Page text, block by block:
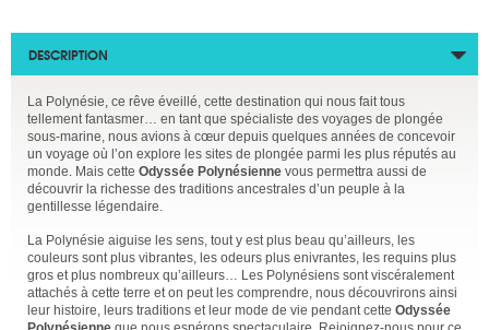
DESCRIPTION
La Polynésie, ce rêve éveillé, cette destination qui nous fait tous
tellement fantasmer… en tant que spécialiste des voyages de plongée
sous-marine, nous avions à cœur depuis quelques années de concevoir
un voyage où l’on explore les sites de plongée parmi les plus réputés au
monde. Mais cette Odyssée Polynésienne vous permettra aussi de
découvrir la richesse des traditions ancestrales d’un peuple à la
gentillesse légendaire.
La Polynésie aiguise les sens, tout y est plus beau qu’ailleurs, les
couleurs sont plus vibrantes, les odeurs plus enivrantes, les requins plus
gros et plus nombreux qu’ailleurs… Les Polynésiens sont viscéralement
attachés à cette terre et on peut les comprendre, nous découvrirons ainsi
leur histoire, leurs traditions et leur mode de vie pendant cette Odyssée